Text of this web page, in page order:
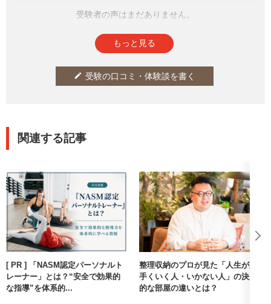
受験者の声はまだありません。
もっと見る
edit 受験の口コミ・体験談を書く
関連する記事
[ PR ] 「NASM認定パーソナルト
レーナー」とは？“安全で効果的
な指導”を体系的...
整理収納のプロが見た「人生が上
手くいく人・いかない人」の決定
的な部屋の違いとは？